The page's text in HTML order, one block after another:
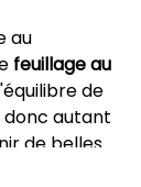
au
feuillage au
de
autant
de belles